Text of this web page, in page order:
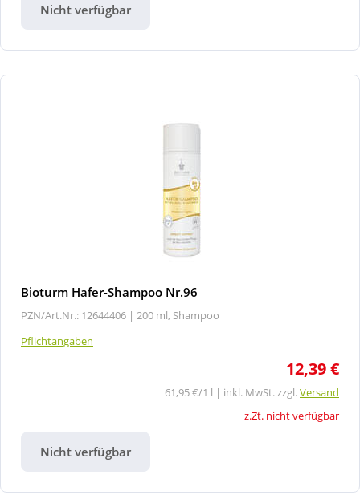
Nicht verfügbar
Bioturm Hafer-Shampoo Nr.96
PZN/Art.Nr.: 12644406 | 200 ml, Shampoo
Pflichtangaben
12,39 €
61,95 €/1 l | inkl. MwSt. zzgl.Versand
z.Zt. nicht verfügbar
Nicht verfügbar